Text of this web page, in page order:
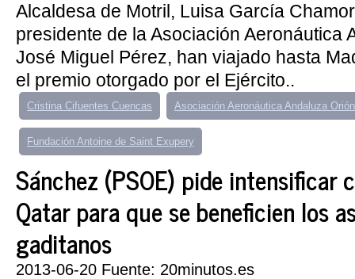
Alcaldesa de Motril, Luisa García
presidente de la Asociación Aeronáutica
José Miguel Pérez, han viajado hasta
el premio otorgado por el Ejército..
Cristina Cifuentes Cuencas Asociación Aeronáutica Andaluza Orión
Fundación Antoine de Saint Exupery
Sánchez (PSOE) pide intensificar
Qatar para que se beneficien los
gaditanos
2013-06-20 Fuente: 20minutos.es